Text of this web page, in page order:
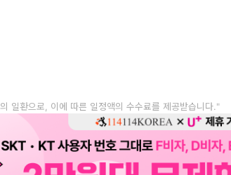
일환으로, 이에 따른 일정액의 수수료를 제공받습니다."